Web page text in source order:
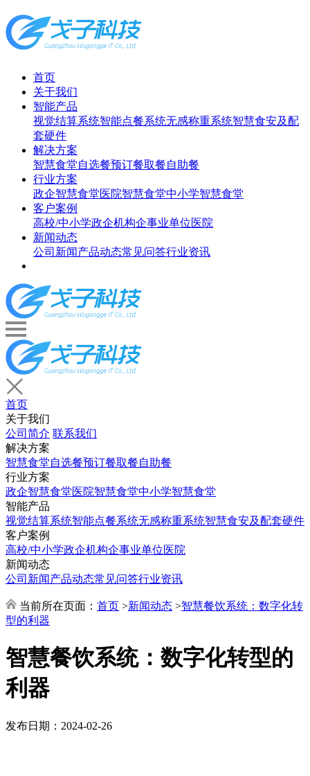
首页
关于我们
智能产品
视觉结算系统智能点餐系统无感称重系统智慧食安及配
套硬件
解决方案
智慧食堂自选餐预订餐取餐自助餐
行业方案
政企智慧食堂医院智慧食堂中小学智慧食堂
客户案例
高校/中小学政企机构企事业单位医院
新闻动态
公司新闻产品动态常见问答行业资讯
首页
关于我们
公司简介 联系我们
解决方案
智慧食堂自选餐预订餐取餐自助餐
行业方案
政企智慧食堂医院智慧食堂中小学智慧食堂
智能产品
视觉结算系统智能点餐系统无感称重系统智慧食安及配套硬件
客户案例
高校/中小学政企机构企事业单位医院
新闻动态
公司新闻产品动态常见问答行业资讯
当前所在页面： 首页 >新闻动态 >智慧餐饮系统：数字化转
型的利器
智慧餐饮系统：数字化转型的
利器
发布日期：2024-02-26